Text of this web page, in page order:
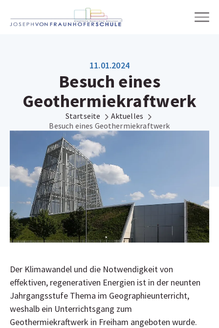
Einschreibung & Übertritt
Online-Wegweiser
Digitale Schule
Elternbeirat
Schulmanager Login
11.01.2024
Besuch eines
Geothermiekraftwerk
Startseite
Aktuelles
Besuch eines Geothermiekraftwerk
Der Klimawandel und die Notwendigkeit von
effektiven, regenerativen Energien ist in der neunten
Jahrgangsstufe Thema im Geographieunterricht,
weshalb ein Unterrichtsgang zum
Geothermiekraftwerk in Freiham angeboten wurde.